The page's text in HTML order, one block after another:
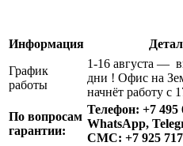
Информация
График
работы
1-16 августа —
дни ! Офис на
начнёт работу с
По вопросам
гарантии:
Телефон: +7 495
WhatsApp,
СМС: +7 925